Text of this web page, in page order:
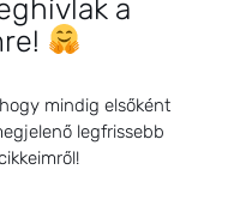
el
a
mindig elsőként
legfrissebb